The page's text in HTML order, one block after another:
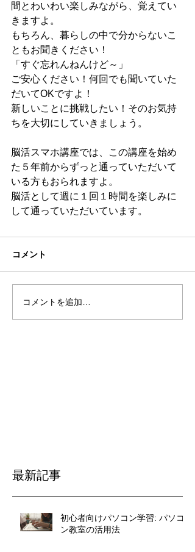
間とわいわい楽しみながら、覚えてい
きますよ。
もちろん、暮らしの中で分からないこ
ともお聞きください！
「すぐ忘れんねんけど～」
ご安心ください！何回でも聞いていた
だいてOKですよ！
新しいことに挑戦したい！そのお気持
ちを大切にしていきましょう。
脳活スマホ講座では、この講座を始め
た５年前からずっと通っていただいて
いる方もおられますよ。
脳活として週に１回１時間を楽しみに
して通っていただいています。
コメント
コメントを追加…
最新記事
初心者向けパソコン学習: パソコ
ン教室の活用法